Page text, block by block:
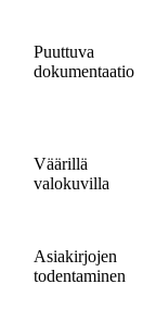
Puuttuva
dokumentaatio
Väärillä
valokuvilla
Asiakirjojen
todentaminen